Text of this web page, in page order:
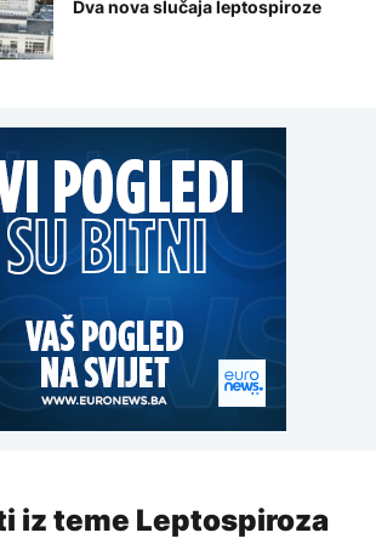
Dva nova slučaja leptospiroze
iz teme Leptospiroza